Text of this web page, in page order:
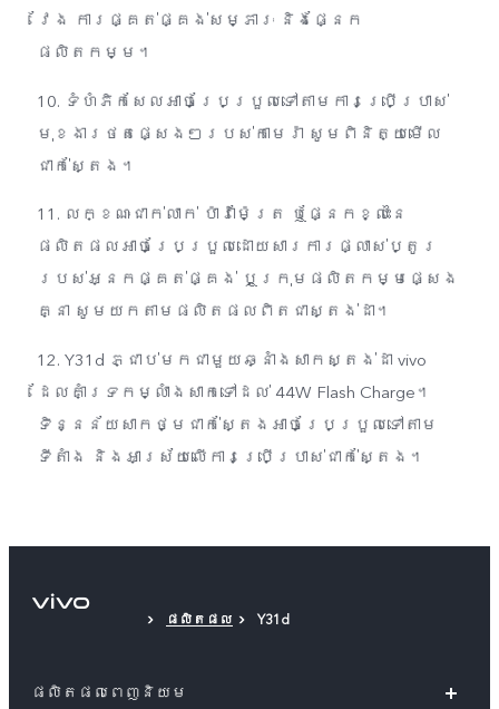
វែង ការផ្គត់ផ្គង់សម្ភារៈ និងផ្នែក
ផលិតកម្ម។
10. ទំហំភិកសែលអាចប្រែប្រួលទៅតាមការប្រើប្រាស់
មុខងារថតផ្សេងៗរបស់កាមេរ៉ា សូមពិនិត្យមើល
ជាក់ស្តែង។
11. លក្ខណៈជាក់លាក់ ប៉ារ៉ាម៉ែត្រ ឬផ្នែកខ្លះនៃ
ផលិតផលអាចប្រែប្រួលដោយសារការផ្លាស់ប្តូរ
របស់អ្នកផ្គត់ផ្គង់ ឬក្រុមផលិតកម្មផ្សេង
គ្នា សូមយកតាមផលិតផលពិតជាស្តង់ដា។
12. Y31d ភ្ជាប់មកជាមួយឆ្នាំងសាកស្តង់ដា vivo
ដែលគាំទ្រកម្លាំងសាកទៅដល់ 44W Flash​​ Charge។
ទិន្នន័យសាកថ្មជាក់ស្តែងអាចប្រែប្រួលទៅតាម
ទីតាំង​ និង​អាស្រ័យ​លើ​ការ​ប្រើ​ប្រាស់​ជាក់​ស្តែង។
ផលិតផល Y31d
ផលិតផលពេញនិយម